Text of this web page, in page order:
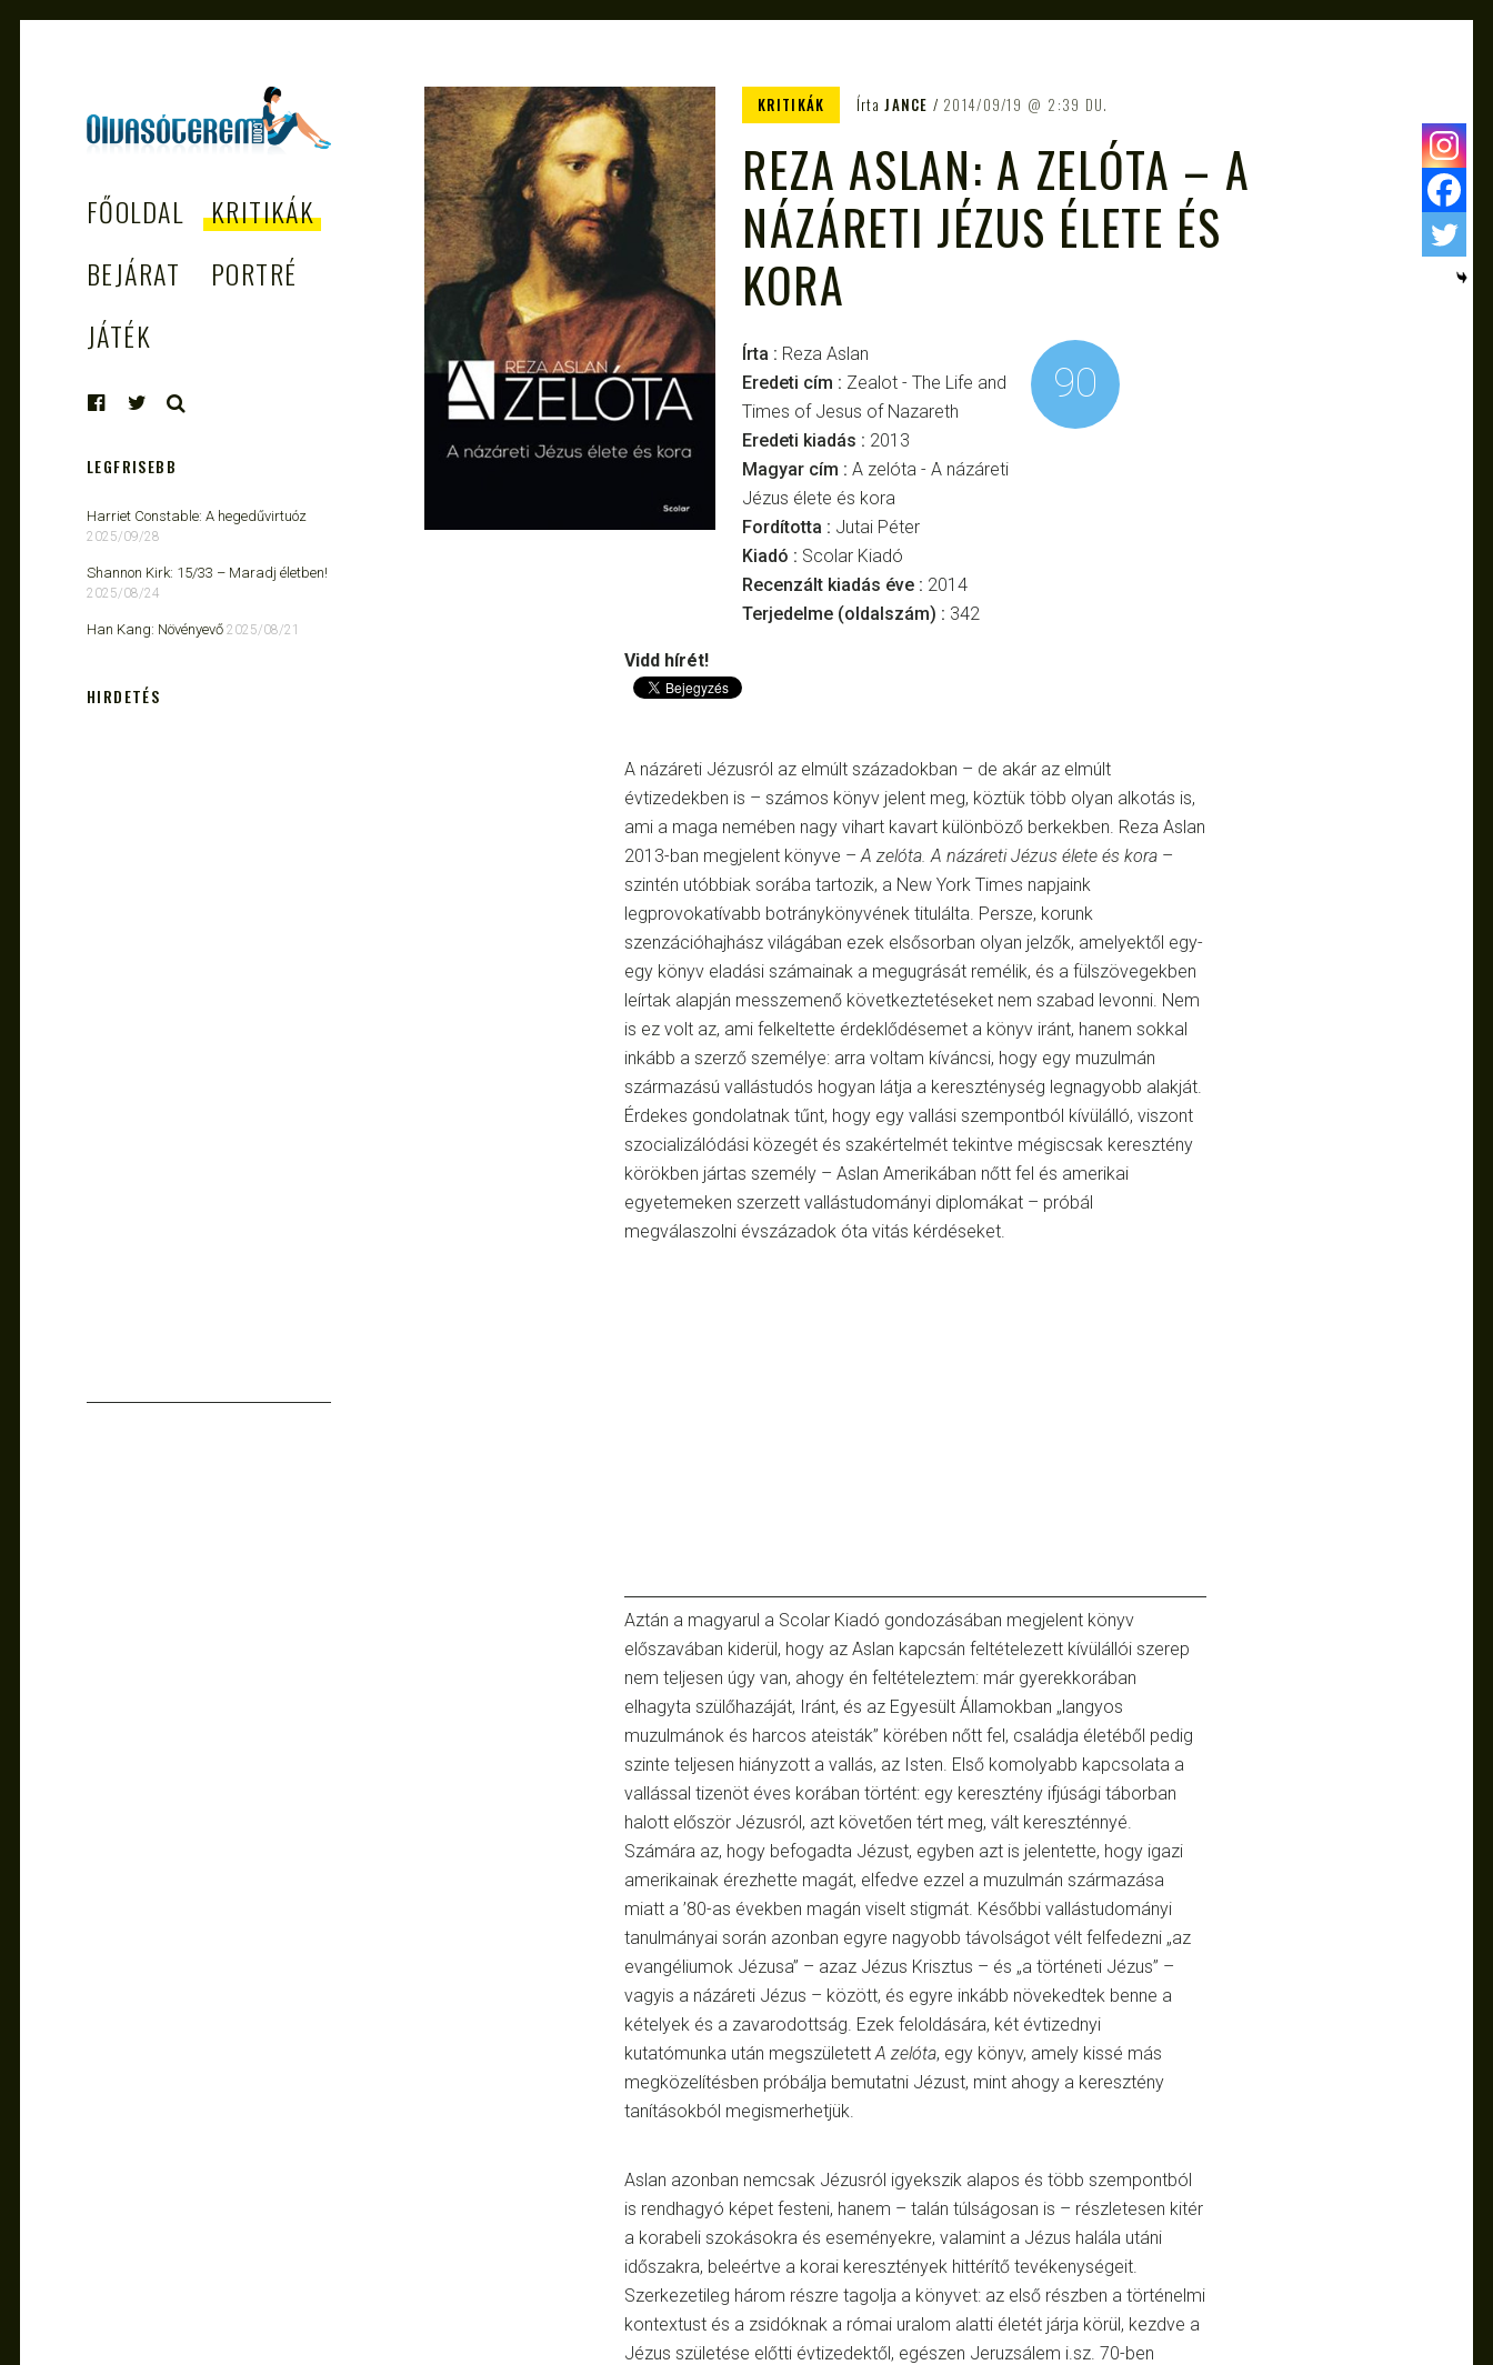
– AZ EGÉSZSÉGES
OLVASÁS
TÁMOGATÓJA
FŐOLDAL
KRITIKÁK
BEJÁRAT
PORTRÉ
JÁTÉK
KRITIKÁK ÍrtaJANCE 2014/09/19 2:39 DU.
REZA ASLAN: A ZELÓTA – A
NÁZÁRETI JÉZUS ÉLETE ÉS
KORA
Írta : Reza Aslan
Eredeti cím : Zealot - The Life and
Times of Jesus of Nazareth
Eredeti kiadás : 2013
Magyar cím : A zelóta - A názáreti
Jézus élete és kora
Fordította : Jutai Péter
Kiadó : Scolar Kiadó
Recenzált kiadás éve : 2014
Terjedelme (oldalszám) : 342
90
Vidd hírét!
A názáreti Jézusról az elmúlt századokban – de akár az elmúlt
évtizedekben is – számos könyv jelent meg, köztük több olyan alkotás is,
ami a maga nemében nagy vihart kavart különböző berkekben. Reza Aslan
2013-ban megjelent könyve – A zelóta. A názáreti Jézus élete és kora –
szintén utóbbiak sorába tartozik, a New York Times napjaink
legprovokatívabb botránykönyvének titulálta. Persze, korunk
szenzációhajhász világában ezek elsősorban olyan jelzők, amelyektől egy-
egy könyv eladási számainak a megugrását remélik, és a fülszövegekben
leírtak alapján messzemenő következtetéseket nem szabad levonni. Nem
is ez volt az, ami felkeltette érdeklődésemet a könyv iránt, hanem sokkal
inkább a szerző személye: arra voltam kíváncsi, hogy egy muzulmán
származású vallástudós hogyan látja a kereszténység legnagyobb alakját.
Érdekes gondolatnak tűnt, hogy egy vallási szempontból kívülálló, viszont
szocializálódási közegét és szakértelmét tekintve mégiscsak keresztény
körökben jártas személy – Aslan Amerikában nőtt fel és amerikai
egyetemeken szerzett vallástudományi diplomákat – próbál
megválaszolni évszázadok óta vitás kérdéseket.
Aztán a magyarul a Scolar Kiadó gondozásában megjelent könyv
előszavában kiderül, hogy az Aslan kapcsán feltételezett kívülállói szerep
nem teljesen úgy van, ahogy én feltételeztem: már gyerekkorában
elhagyta szülőhazáját, Iránt, és az Egyesült Államokban „langyos
muzulmánok és harcos ateisták” körében nőtt fel, családja életéből pedig
szinte teljesen hiányzott a vallás, az Isten. Első komolyabb kapcsolata a
vallással tizenöt éves korában történt: egy keresztény ifjúsági táborban
halott először Jézusról, azt követően tért meg, vált kereszténnyé.
Számára az, hogy befogadta Jézust, egyben azt is jelentette, hogy igazi
amerikainak érezhette magát, elfedve ezzel a muzulmán származása
miatt a ’80-as években magán viselt stigmát. Későbbi vallástudományi
tanulmányai során azonban egyre nagyobb távolságot vélt felfedezni „az
evangéliumok Jézusa” – azaz Jézus Krisztus – és „a történeti Jézus” –
vagyis a názáreti Jézus – között, és egyre inkább növekedtek benne a
kételyek és a zavarodottság. Ezek feloldására, két évtizednyi
kutatómunka után megszületett A zelóta, egy könyv, amely kissé más
megközelítésben próbálja bemutatni Jézust, mint ahogy a keresztény
tanításokból megismerhetjük.
Aslan azonban nemcsak Jézusról igyekszik alapos és több szempontból
is rendhagyó képet festeni, hanem – talán túlságosan is – részletesen kitér
a korabeli szokásokra és eseményekre, valamint a Jézus halála utáni
időszakra, beleértve a korai keresztények hittérítő tevékenységeit.
Szerkezetileg három részre tagolja a könyvet: az első részben a történelmi
kontextust és a zsidóknak a római uralom alatti életét járja körül, kezdve a
Jézus születése előtti évtizedektől, egészen Jeruzsálem i.sz. 70-ben
LEGFRISEBB
Harriet Constable: A hegedűvirtuóz
2025/09/28
Shannon Kirk: 15/33 ​– Maradj életben!
2025/08/24
Han Kang: Növényevő 2025/08/21
HIRDETÉS